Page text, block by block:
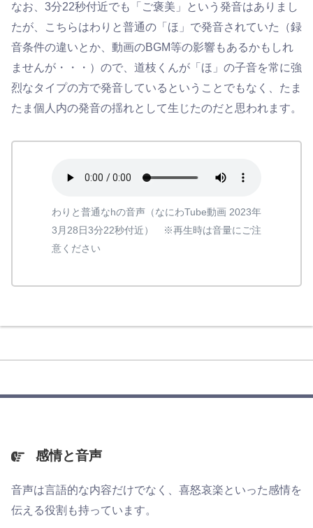
なお、3分22秒付近でも「ご褒美」という発音はありまし
たが、こちらはわりと普通の「ほ」で発音されていた（録
音条件の違いとか、動画のBGM等の影響もあるかもしれ
ませんが・・・）ので、道枝くんが「ほ」の子音を常に強
烈なタイプの方で発音しているということでもなく、たま
たま個人内の発音の揺れとして生じたのだと思われます。
わりと普通なhの音声（なにわTube動画 2023年
3月28日3分22秒付近） ※再生時は音量にご注
意ください
感情と音声
音声は言語的な内容だけでなく、喜怒哀楽といった感情を
伝える役割も持っています。